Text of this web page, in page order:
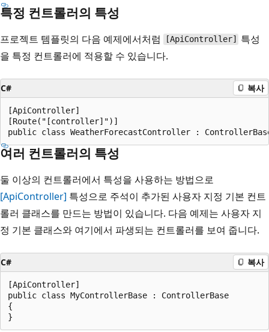
특정 컨트롤러의 특성
프로젝트 템플릿의 다음 예제에서처럼 [ApiController]
특성
을 특정 컨트롤러에 적용할 수 있습니다.
C# 복사
[ApiController]
[Route("[controller]")]
여러 컨트롤러의 특성
둘 이상의 컨트롤러에서 특성을 사용하는 방법으로
[ApiController] 특성으로 주석이 추가된 사용자 지정 기본 컨트
롤러 클래스를 만드는 방법이 있습니다. 다음 예제는 사용자 지
정 기본 클래스와 여기에서 파생되는 컨트롤러를 보여 줍니다.
C# 복사
[ApiController]
public class MyControllerBase : ControllerBase
{